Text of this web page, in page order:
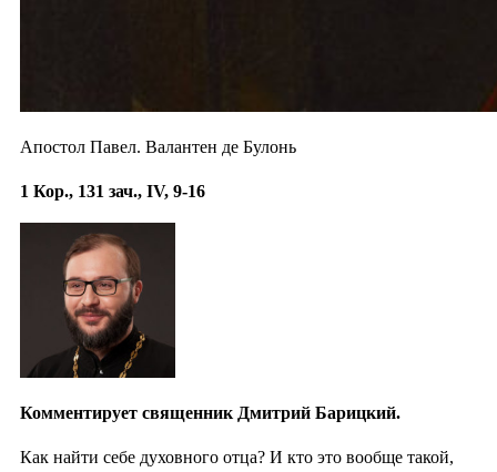
Апостол Павел. Валантен де Булонь
1 Кор., 131 зач., IV, 9-16
Комментирует священник Дмитрий Барицкий.
Как найти себе духовного отца? И кто это вообще такой,